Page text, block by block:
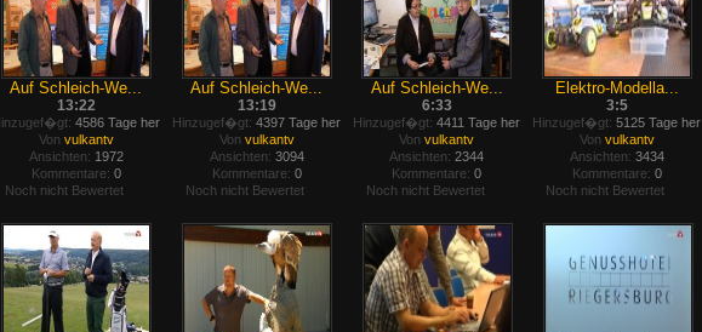
Auf Schleich-We...
13:22
4586 Tage her
Von vulkantv
Ansichten: 1972
Kommentare: 0
Noch nicht Bewertet
Auf Schleich-We...
13:19
Hinzugef�gt: 4397 Tage her
Von vulkantv
Ansichten: 3094
Kommentare: 0
Noch nicht Bewertet
Auf Schleich-We...
6:33
Hinzugef�gt: 4411 Tage her
Von vulkantv
Ansichten: 2344
Kommentare: 0
Noch nicht Bewertet
Elektro-Modella...
3:5
Hinzugef�gt: 5125 Tage her
Von vulkantv
Ansichten: 3434
Kommentare: 0
Noch nicht Bewertet